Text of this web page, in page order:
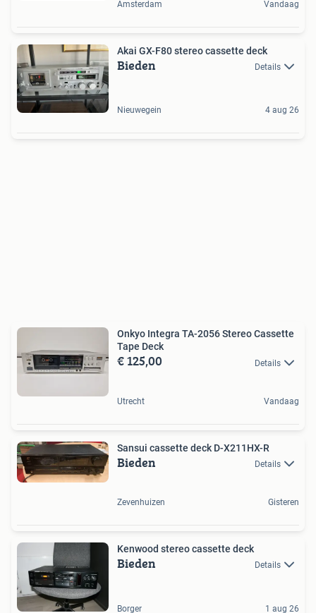
Amsterdam Vandaag
Akai GX-F80 stereo cassette deck
Bieden Details
Nieuwegein 4 aug 26
Onkyo Integra TA-2056 Stereo Cassette
Tape Deck
€ 125,00 Details
Utrecht Vandaag
Sansui cassette deck D-X211HX-R
Bieden Details
Zevenhuizen Gisteren
Kenwood stereo cassette deck
Bieden Details
Borger 1 aug 26